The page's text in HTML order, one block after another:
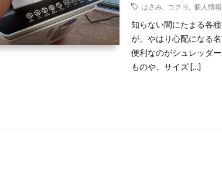
はさみ
コクヨ ,個人情報
知らない間にたまる各
が、やはり心配になる
便利なのがシュレッダ
ものや、サイズ […]